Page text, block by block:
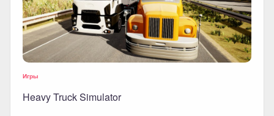
Игры
Heavy Truck Simulator